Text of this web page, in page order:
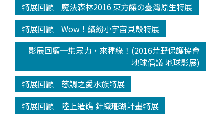
特展回顧─魔法森林2016 東方釀の臺灣原生特展
特展回顧─Wow！繽紛小宇宙貝殼特展
影展回顧─集眾力，來種綠！(2016荒野保護協會
地球倡議 地球影展)
特展回顧─慈鯛之愛水族特展
特展回顧─陸上造礁 針織珊瑚計畫特展